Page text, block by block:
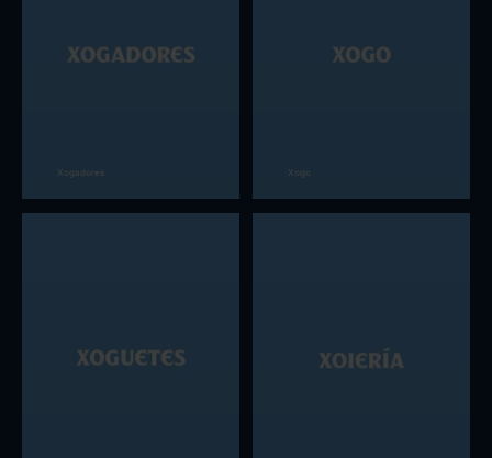
Xogadores Xogo